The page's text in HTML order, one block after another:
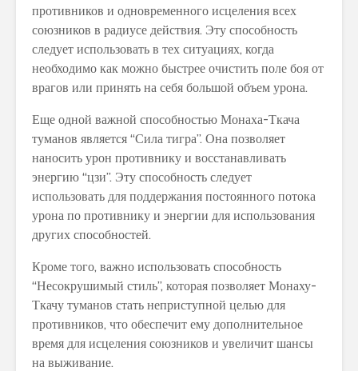
противников и одновременного исцеления всех
союзников в радиусе действия. Эту способность
следует использовать в тех ситуациях, когда
необходимо как можно быстрее очистить поле боя от
врагов или принять на себя большой объем урона.
Еще одной важной способностью Монаха-Ткача
туманов является “Сила тигра”. Она позволяет
наносить урон противнику и восстанавливать
энергию “цзи”. Эту способность следует
использовать для поддержания постоянного потока
урона по противнику и энергии для использования
других способностей.
Кроме того, важно использовать способность
“Несокрушимый стиль”, которая позволяет Монаху-
Ткачу туманов стать неприступной целью для
противников, что обеспечит ему дополнительное
время для исцеления союзников и увеличит шансы
на выживание.